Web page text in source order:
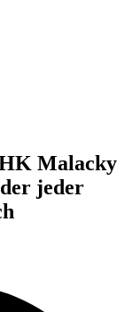
Malacky
jeder